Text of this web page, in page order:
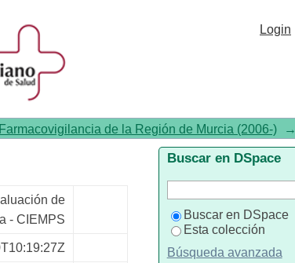
2011, Número 18 Login
de la Región de Murcia (2006-) →
de
- CIEMPS
Buscar en DSpace
Buscar en DSpace
Esta colección
Búsqueda avanzada